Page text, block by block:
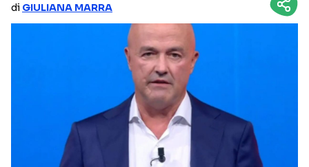
DISNEY+
ANTEPRIME
INTERVISTE
RUBRICHE
di GIULIANA MARRA